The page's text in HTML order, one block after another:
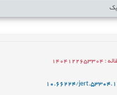
: 1404122653304
10.66224/